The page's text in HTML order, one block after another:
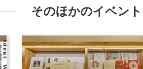
そのほかのイベント